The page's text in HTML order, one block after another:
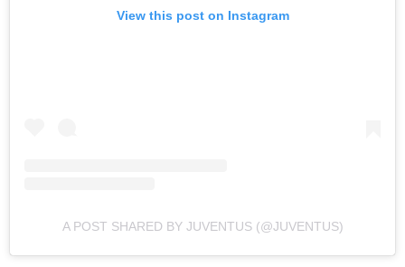
View this post on Instagram
A POST SHARED BY JUVENTUS (@JUVENTUS)